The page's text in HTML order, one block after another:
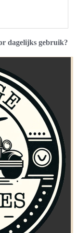
dagelijks gebruik?